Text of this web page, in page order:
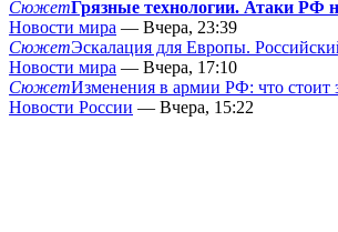
СюжетГрязные технологии. Атаки
Новости мира — Вчера, 23:39
СюжетЭскалация для Европы.
Новости мира — Вчера, 17:10
СюжетИзменения в армии РФ: что стоит
Новости России — Вчера, 15:22